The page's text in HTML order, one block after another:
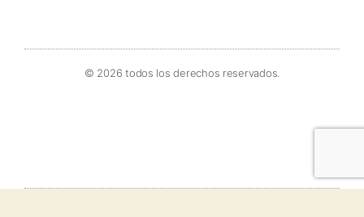
© 2026 todos los derechos reservados.